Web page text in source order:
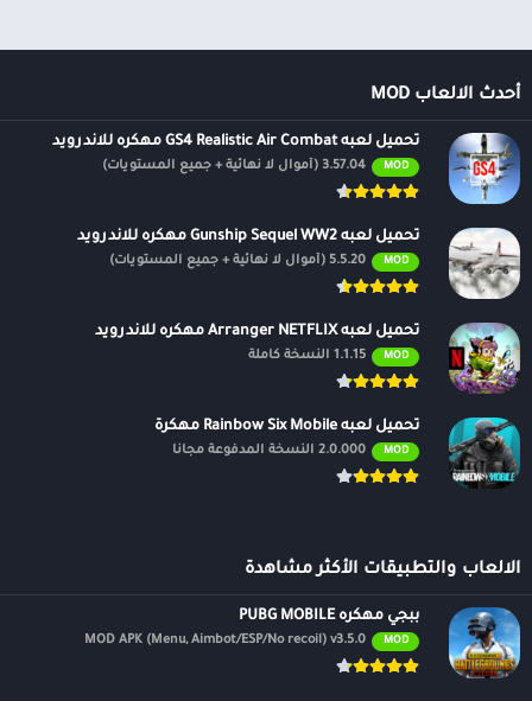
أحدث الالعاب MOD
تحميل لعبه GS4 Realistic Air Combat مهكره للاندرويد
MOD 3.57.04 (أموال لا نهائية + جميع المستويات)
تحميل لعبه Gunship Sequel WW2 مهكره للاندرويد
MOD 5.5.20 (أموال لا نهائية + جميع المستويات)
تحميل لعبه Arranger NETFLIX مهكره للاندرويد
MOD 1.1.15 النسخة كاملة
تحميل لعبه Rainbow Six Mobile مهكرة
MOD 2.0.000 النسخة المدفوعة مجانًا
الالعاب والتطبيقات الأكثر مشاهدة
ببجي مهكره PUBG MOBILE
MOD
MOD APK (Menu, Aimbot/ESP/No recoil) v3.5.0